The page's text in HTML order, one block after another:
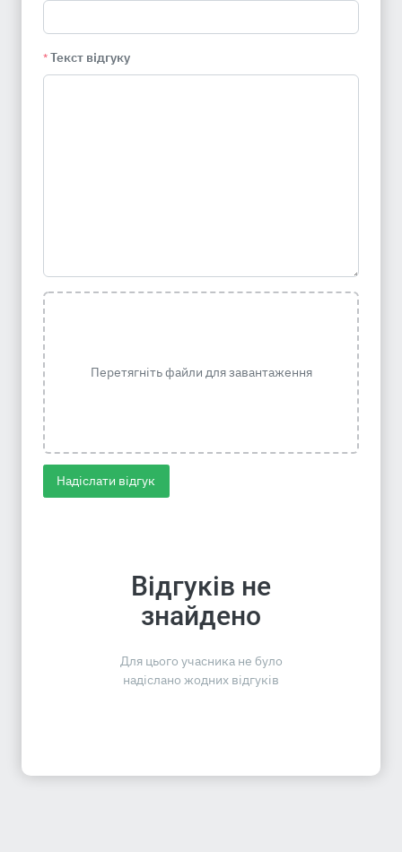
* Текст відгуку
Перетягніть файли для завантаження
Надіслати відгук
Відгуків не
знайдено
Для цього учасника не було
надіслано жодних відгуків